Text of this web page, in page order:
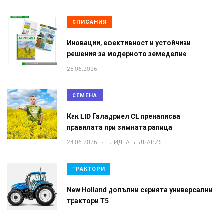
СПИСАНИЯ
Иновации, ефективност и устойчиви
решения за модерното земеделие
25.06.2026
СЕМЕНА
Как LID Галадриел CL пренаписва
правилата при зимната рапица
24.06.2026 . ЛИДЕА БЪЛГАРИЯ
ТРАКТОРИ
New Holland допълни серията универсални
трактори T5